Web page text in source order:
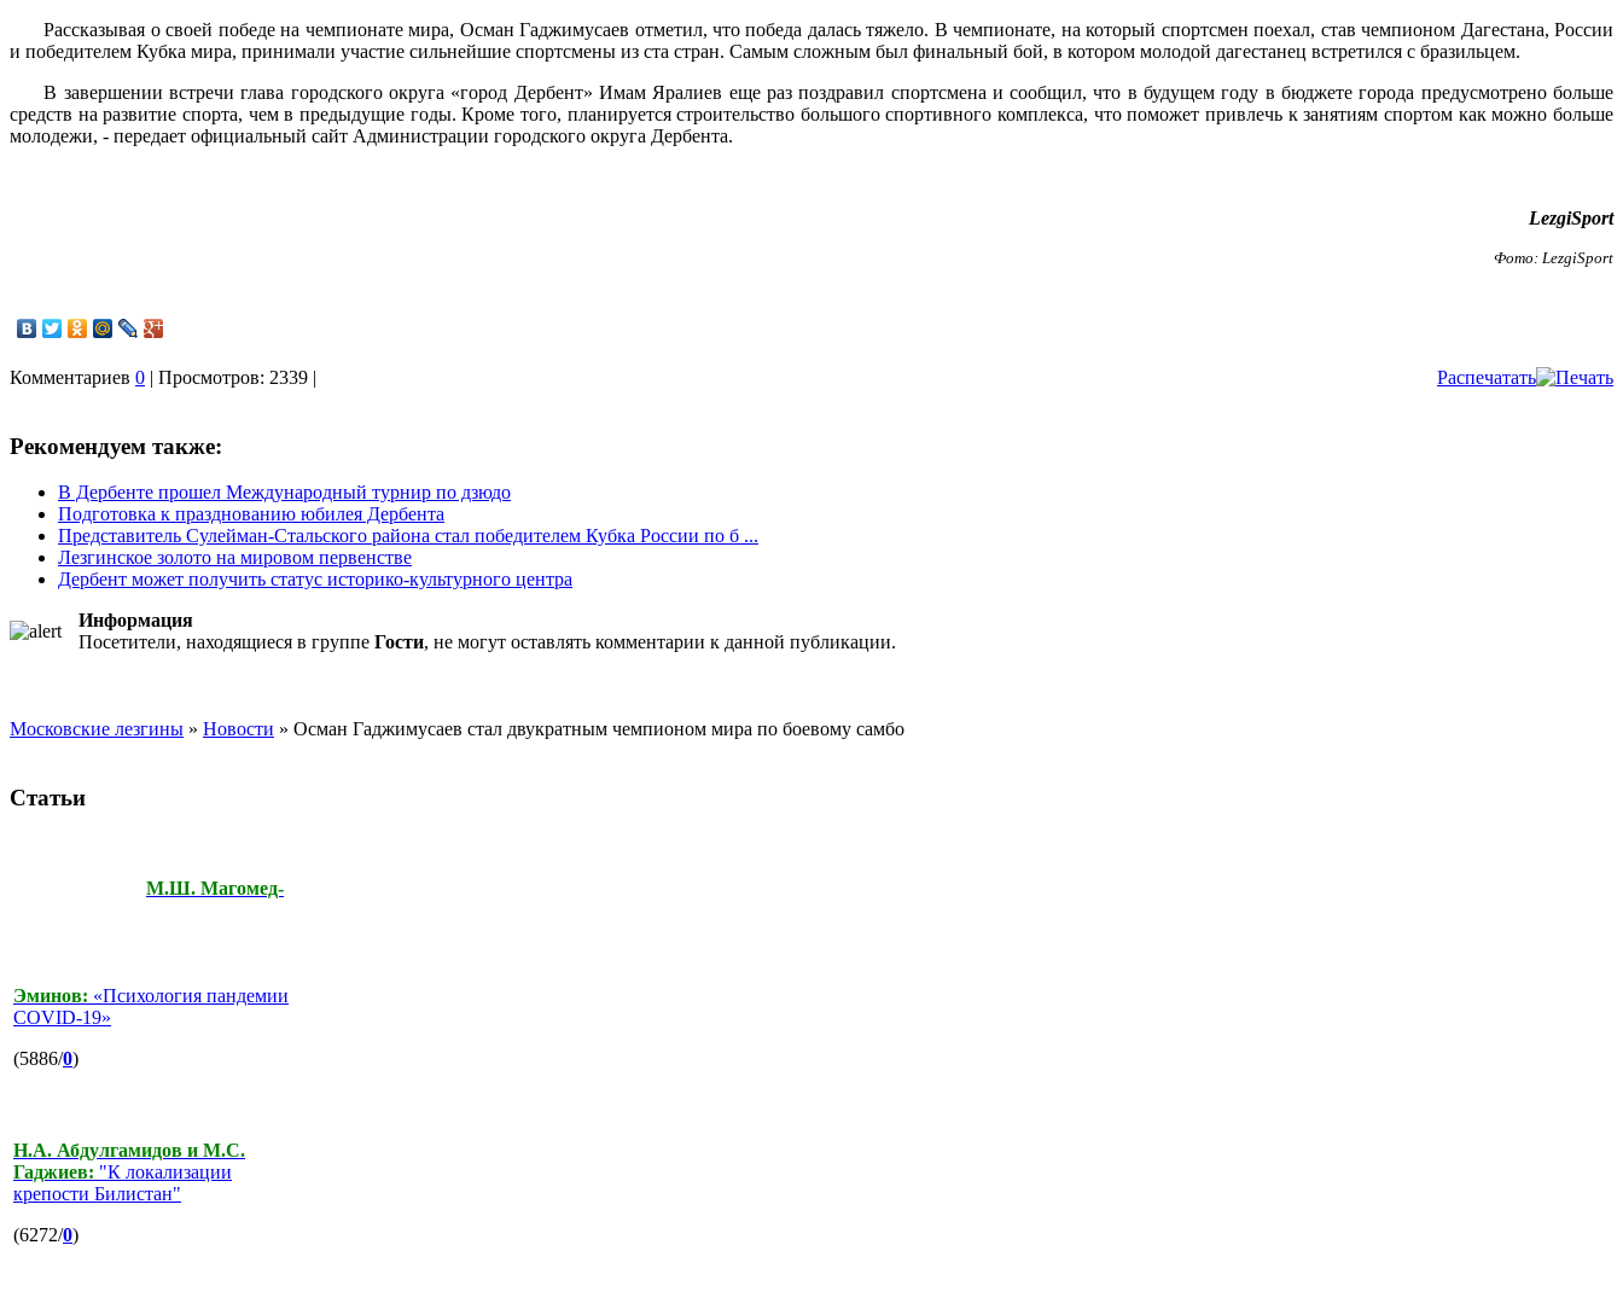
Рассказывая о своей победе на чемпионате мира, Осман Гаджимусаев отметил, что победа далась тяжело. В чемпионате, на который спортсмен поехал, став чемпионом Дагестана, России
и победителем Кубка мира, принимали участие сильнейшие спортсмены из ста стран. Самым сложным был финальный бой, в котором молодой дагестанец встретился с бразильцем.
В завершении встречи глава городского округа «город Дербент» Имам Яралиев еще раз поздравил спортсмена и сообщил, что в будущем году в бюджете города предусмотрено больше
средств на развитие спорта, чем в предыдущие годы. Кроме того, планируется строительство большого спортивного комплекса, что поможет привлечь к занятиям спортом как можно больше
молодежи, - передает официальный сайт Администрации городского округа Дербента.
LezgiSport
Фото: LezgiSport
Комментариев 0 | Просмотров: 2339 | Распечатать
Рекомендуем также:
В Дербенте прошел Международный турнир по дзюдо
Подготовка к празднованию юбилея Дербента
Представитель Сулейман-Стальского района стал победителем Кубка России по б ...
Лезгинское золото на мировом первенстве
Дербент может получить статус историко-культурного центра
Информация
Посетители, находящиеся в группе Гости, не могут оставлять комментарии к данной публикации.
Московские лезгины » Новости » Осман Гаджимусаев стал двукратным чемпионом мира по боевому самбо
Статьи
М.Ш. Магомед-
Эминов: «Психология пандемии
COVID-19»
(5886/0)
Н.А. Абдулгамидов и М.С.
Гаджиев: "К локализации
крепости Билистан"
(6272/0)